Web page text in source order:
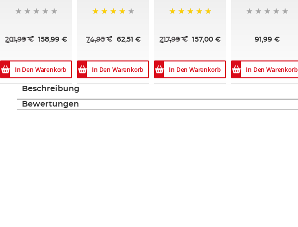
201,99 € 158,99 €
In Den Warenkorb
74,95 € 62,51 €
In Den Warenkorb
217,99 € 157,00 €
In Den Warenkorb
91,99 €
In Den Warenkorb
Beschreibung
Bewertungen